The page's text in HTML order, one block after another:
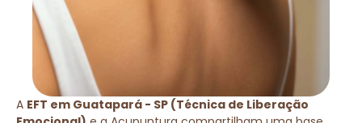
A EFT em Guatapará - SP (Técnica de Liberação